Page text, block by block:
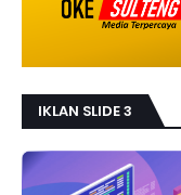
IKLAN SLIDE 3